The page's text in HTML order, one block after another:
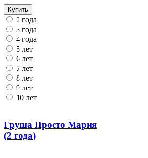
Купить
2 года
3 года
4 года
5 лет
6 лет
7 лет
8 лет
9 лет
10 лет
Груша Просто Мария
(2 года)